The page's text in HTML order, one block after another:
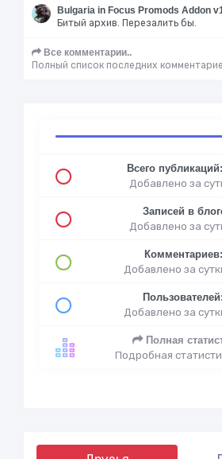
Bulgaria in Focus Promods Addon
Битый архив. Перезалить бы.
Все комментарии..
Полный список последних
Всего
Добавлено за
Записей в
Добавлено за
Добавлено за
Добавлено за
Полная
Подробная